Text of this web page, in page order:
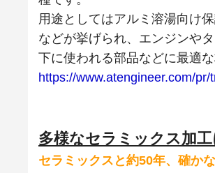
用途としてはアルミ溶湯向け
などが挙げられ、エンジンや
下に使われる部品などに最適
https://www.atengineer.com/
多様なセラミックス加
セラミックスと約50年、確か